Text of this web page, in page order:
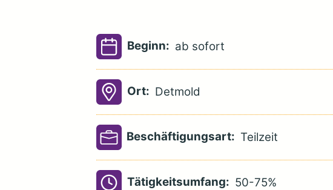
Beginn: ab sofort
Ort: Detmold
Beschäftigungsart: Teilzeit
Tätigkeitsumfang: 50-75%